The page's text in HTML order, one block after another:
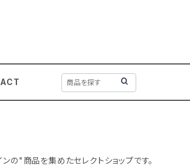
の"商品を集めたセレクトショップです。